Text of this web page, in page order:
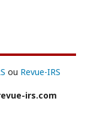
ou Revue-IRS
irs.com